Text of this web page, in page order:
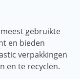
gebruikte
en bieden
verpakkingen
en te recyclen.